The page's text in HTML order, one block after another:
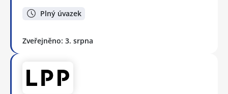
Plný úvazek
Zveřejněno: 3. srpna